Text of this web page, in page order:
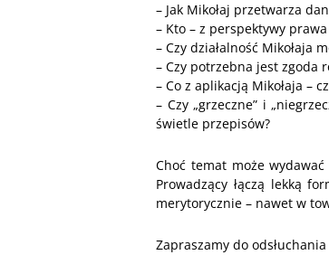
– Jak Mikołaj przetwarza
– Kto – z perspektywy
– Czy działalność Mikołaja
– Czy potrzebna jest zgoda
– Co z aplikacją Mikołaja –
– Czy „grzeczne” i
świetle przepisów?
Choć temat może
Prowadzący łączą lekką
merytorycznie – nawet w
Zapraszamy do odsłuchania